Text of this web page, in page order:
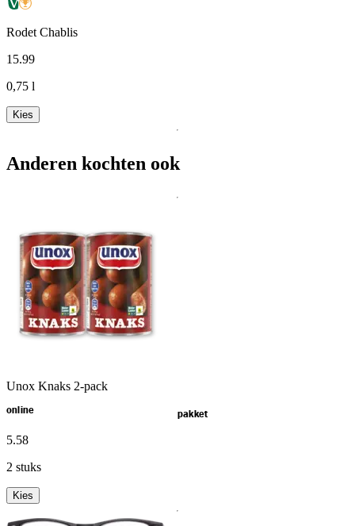
Rodet Chablis
15.99
0,75 l
Kies
Anderen kochten ook
Unox Knaks 2-pack
online pakket
5.58
2 stuks
Kies